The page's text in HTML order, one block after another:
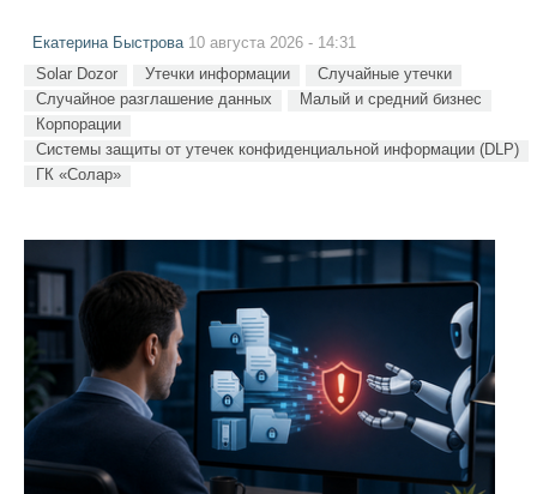
Екатерина Быстрова 10 августа 2026 - 14:31
Solar Dozor Утечки информации
Случайные утечки
Случайное разглашение данных
Малый и средний бизнес
Корпорации
Системы защиты от утечек конфиденциальной информации (DLP)
ГК «Солар»